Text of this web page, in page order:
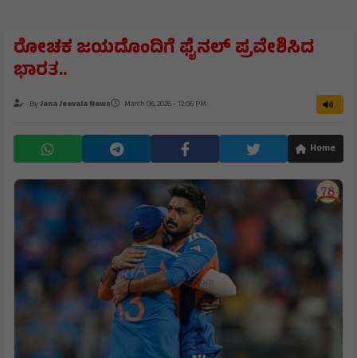
ರೋಚಕ ಜಯದೊಂದಿಗೆ ಫೈನಲ್ ಪ್ರವೇಶಿಸಿದ
ಭಾರತ..
ByJana Jeevala News March 06, 2026 - 12:06 PM
Home